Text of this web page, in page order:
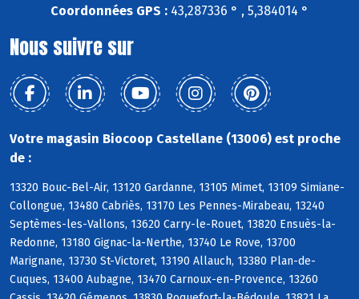
Coordonnées GPS : 43,287336 ° , 5,384014 °
Nous suivre sur
Votre magasin Biocoop Castellane (13006) est proche
de :
13320 Bouc-Bel-Air, 13120 Gardanne, 13105 Mimet, 13109 Simiane-
Collongue, 13480 Cabriès, 13170 Les Pennes-Mirabeau, 13240
Septèmes-les-Vallons, 13620 Carry-le-Rouet, 13820 Ensuès-la-
Redonne, 13180 Gignac-la-Nerthe, 13740 Le Rove, 13700
Marignane, 13730 St-Victoret, 13190 Allauch, 13380 Plan-de-
Cuques, 13400 Aubagne, 13470 Carnoux-en-Provence, 13260